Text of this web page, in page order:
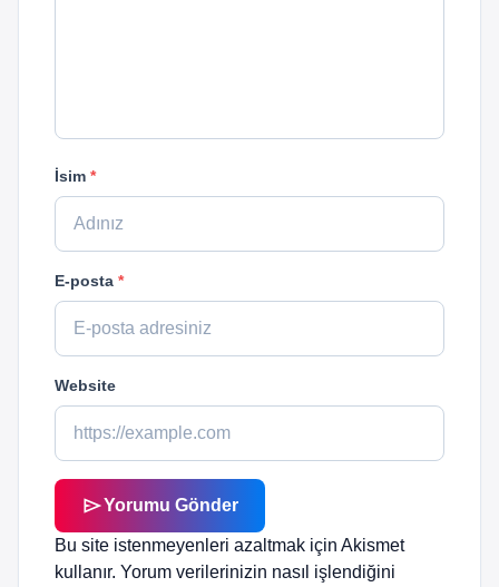
İsim *
E-posta *
Website
sendYorumu Gönder
Bu site istenmeyenleri azaltmak için Akismet
kullanır. Yorum verilerinizin nasıl işlendiğini